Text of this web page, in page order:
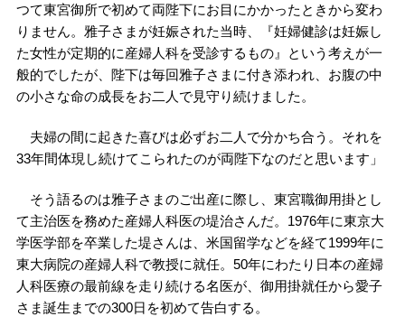
つて東宮御所で初めて両陛下にお目にかかったときから変わ
りません。雅子さまが妊娠された当時、『妊婦健診は妊娠し
た女性が定期的に産婦人科を受診するもの』という考えが一
般的でしたが、陛下は毎回雅子さまに付き添われ、お腹の中
の小さな命の成長をお二人で見守り続けました。
夫婦の間に起きた喜びは必ずお二人で分かち合う。それを
33年間体現し続けてこられたのが両陛下なのだと思います」
そう語るのは雅子さまのご出産に際し、東宮職御用掛とし
て主治医を務めた産婦人科医の堤治さんだ。1976年に東京大
学医学部を卒業した堤さんは、米国留学などを経て1999年に
東大病院の産婦人科で教授に就任。50年にわたり日本の産婦
人科医療の最前線を走り続ける名医が、御用掛就任から愛子
さま誕生までの300日を初めて告白する。